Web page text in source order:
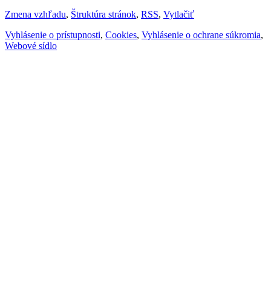
Zmena vzhľadu, Štruktúra stránok, RSS, Vytlačiť
Vyhlásenie o prístupnosti, Cookies, Vyhlásenie o ochrane súkromia,
Webové sídlo